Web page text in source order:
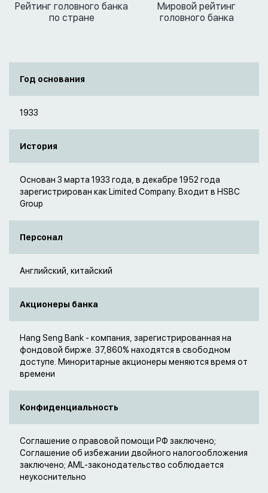
Рейтинг головного банка
по стране
Мировой рейтинг
головного банка
Год основания
1933
История
Основан 3 марта 1933 года, в декабре 1952 года
зарегистрирован как Limited Company. Входит в HSBC
Group
Персонал
Английский, китайский
Акционеры банка
Hang Seng Bank - компания, зарегистрированная на
фондовой бирже. 37,860% находятся в свободном
доступе. Миноритарные акционеры меняются время от
времени
Конфиденциальность
Соглашение о правовой помощи РФ заключено;
Соглашение об избежании двойного налогообложения
заключено; AML-законодательство соблюдается
неукоснительно